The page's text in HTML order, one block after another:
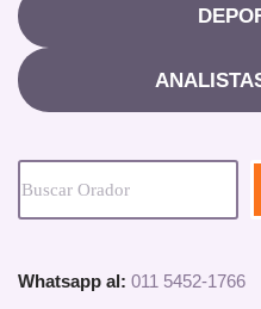
Whatsapp al: 011 5452-1766